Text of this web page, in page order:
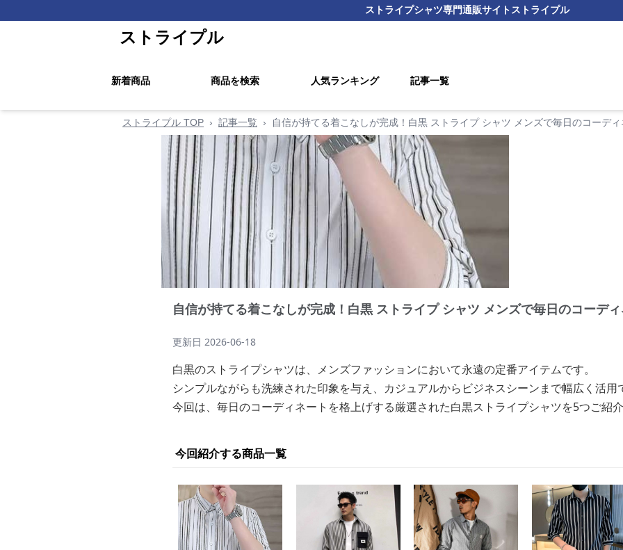
ストライプシャツ専門通販サイト ストライプル
ストライプル
新着商品 商品を検索 人気ランキング 記事一覧
ストライプル TOP › 記事一覧 › 自信が持てる着こなしが完成！白黒 ストライプ シャツ メンズで毎日のコーデ
自信が持てる着こなしが完成！白黒 ストライプ シャツ メンズで毎日のコーデ
更新日 2026-06-18
白黒のストライプシャツは、メンズファッションにおいて永遠の定番アイテムです。
シンプルながらも洗練された印象を与え、カジュアルからビジネスシーンまで幅広く活用
今回は、毎日のコーディネートを格上げする厳選された白黒ストライプシャツを5つご紹介
今回紹介する商品一覧